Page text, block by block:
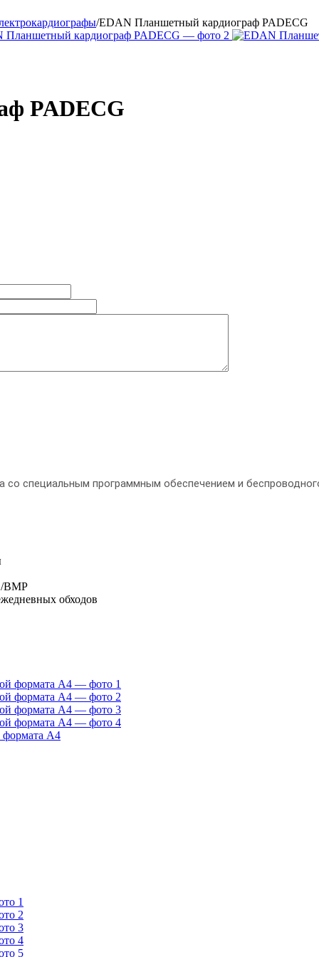
/EDAN Планшетный кардиограф PADECG
PADECG
специальным программным обеспечением и
BMP
обходов
А4